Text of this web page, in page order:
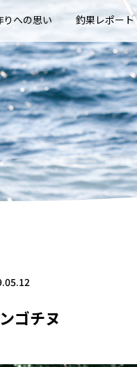
りへの思い 釣果レポート
ゴチヌ